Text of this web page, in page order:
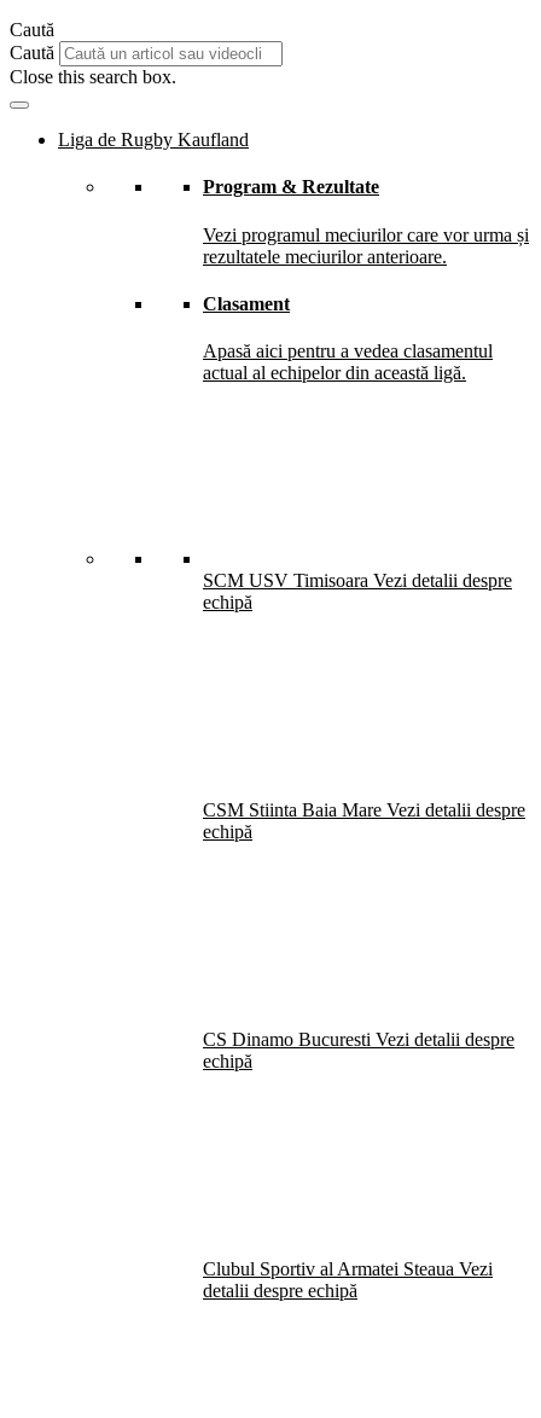
Caută
Caută
Close this search box.
Liga de Rugby Kaufland
Program & Rezultate
Vezi programul meciurilor care vor urma și
rezultatele meciurilor anterioare.
Clasament
Apasă aici pentru a vedea clasamentul
actual al echipelor din această ligă.
SCM USV Timisoara Vezi detalii despre
echipă
CSM Stiinta Baia Mare Vezi detalii despre
echipă
CS Dinamo Bucuresti Vezi detalii despre
echipă
Clubul Sportiv al Armatei Steaua Vezi
detalii despre echipă